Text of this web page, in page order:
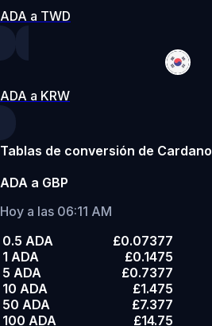
ADA a TWD
ADA a KRW
Tablas de conversión de Cardano
ADA a GBP
Hoy a las 06:11 AM
0.5 ADA
£0.07377
1 ADA
£0.1475
5 ADA
£0.7377
10 ADA
£1.475
50 ADA
£7.377
100 ADA
£14.75